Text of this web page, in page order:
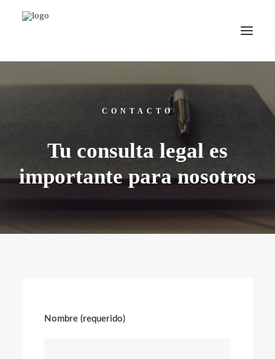
CONTACTO
Tu consulta legal es
importante para nosotros
Nombre (requerido)